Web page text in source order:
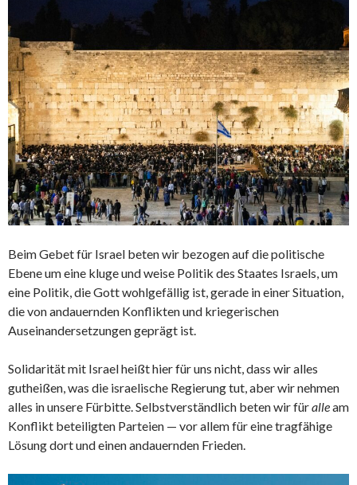
Beim Gebet für Israel beten wir bezogen auf die politische
Ebene um eine kluge und weise Politik des Staates Israels, um
eine Politik, die Gott wohlgefällig ist, gerade in einer Situation,
die von andauernden Konflikten und kriegerischen
Auseinandersetzungen geprägt ist.
Solidarität mit Israel heißt hier für uns nicht, dass wir alles
gutheißen, was die israelische Regierung tut, aber wir nehmen
alles in unsere Fürbitte. Selbstverständlich beten wir füralleam
Konflikt beteiligten Parteien — vor allem für eine tragfähige
Lösung dort und einen andauernden Frieden.